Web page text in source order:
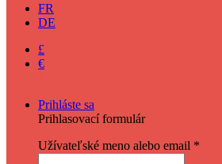
FR
DE
£
€
Prihláste sa
Prihlasovací formulár
Užívateľské meno alebo email *